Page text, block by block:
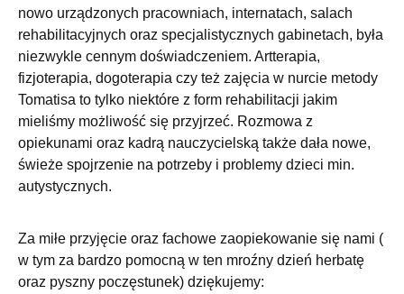
nowo urządzonych pracowniach, internatach, salach
rehabilitacyjnych oraz specjalistycznych gabinetach, była
niezwykle cennym doświadczeniem. Artterapia,
fizjoterapia, dogoterapia czy też zajęcia w nurcie metody
Tomatisa to tylko niektóre z form rehabilitacji jakim
mieliśmy możliwość się przyjrzeć. Rozmowa z
opiekunami oraz kadrą nauczycielską także dała nowe,
świeże spojrzenie na potrzeby i problemy dzieci min.
autystycznych.
Za miłe przyjęcie oraz fachowe zaopiekowanie się nami (
w tym za bardzo pomocną w ten mroźny dzień herbatę
oraz pyszny poczęstunek) dziękujemy: